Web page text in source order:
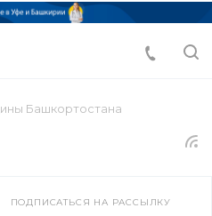
Башкортостана
ПОДПИСАТЬСЯ НА РАССЫЛКУ